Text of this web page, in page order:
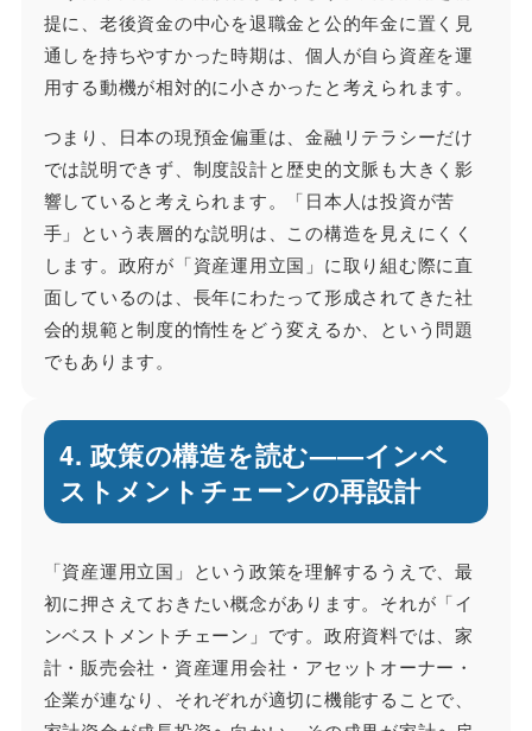
提に、老後資金の中心を退職金と公的年金に置く見
通しを持ちやすかった時期は、個人が自ら資産を運
用する動機が相対的に小さかったと考えられます。
つまり、日本の現預金偏重は、金融リテラシーだけ
では説明できず、制度設計と歴史的文脈も大きく影
響していると考えられます。「日本人は投資が苦
手」という表層的な説明は、この構造を見えにくく
します。政府が「資産運用立国」に取り組む際に直
面しているのは、長年にわたって形成されてきた社
会的規範と制度的惰性をどう変えるか、という問題
でもあります。
4. 政策の構造を読む——インベ
ストメントチェーンの再設計
「資産運用立国」という政策を理解するうえで、最
初に押さえておきたい概念があります。それが「イ
ンベストメントチェーン」です。政府資料では、家
計・販売会社・資産運用会社・アセットオーナー・
企業が連なり、それぞれが適切に機能することで、